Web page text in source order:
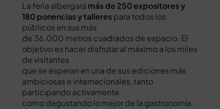
La feria albergará más de 250 expositores y
180 ponencias y tallerespara todos los
públicos en sus más
de 36.000 metros cuadrados de espacio. El
objetivo es hacer disfrutar al máximo a los miles
de visitantes
que se esperan en una de sus ediciones más
ambiciosas e internacionales, tanto
participando activamente
como degustando lo mejor de la gastronomía.